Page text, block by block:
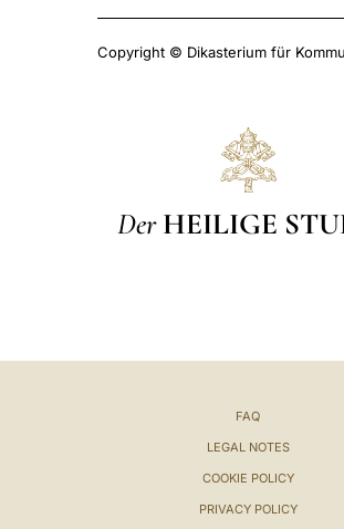
Copyright © Dikasterium für
Der HEILIGE
FAQ
LEGAL NOTES
COOKIE POLICY
PRIVACY POLICY